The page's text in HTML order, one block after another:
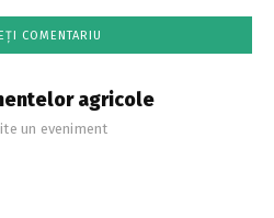
agricole
un eveniment